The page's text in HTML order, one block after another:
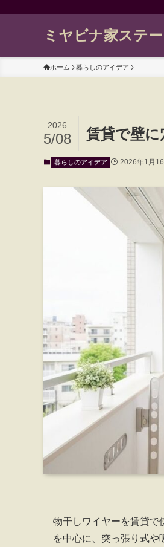
ミヤビナ家ステ
ホーム 暮らしのアイデア
賃貸で壁
2026
5/08
暮らしのアイデア 2026年1月16
物干しワイヤーを賃貸で
を中心に、突っ張り式